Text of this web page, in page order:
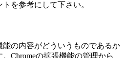
を参考にして下さい。
の内容がどういうものであるか
Chromeの拡張機能の管理から